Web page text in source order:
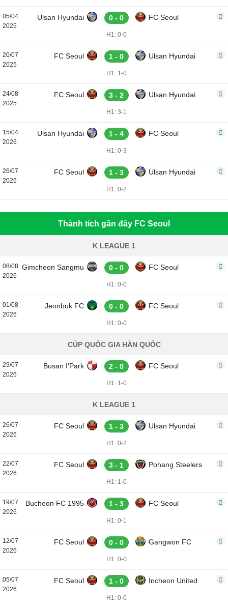
05/04
2025
Ulsan Hyundai 0 - 0 FC Seoul
H1: 0-0
20/07
2025
FC Seoul 1 - 0 Ulsan Hyundai
H1: 1-0
24/08
2025
FC Seoul 3 - 2 Ulsan Hyundai
H1: 3-1
15/04
2026
Ulsan Hyundai 1 - 4 FC Seoul
H1: 0-3
26/07
2026
FC Seoul 1 - 3 Ulsan Hyundai
H1: 0-2
Thành tích gần đây FC Seoul
K LEAGUE 1
08/08
2026
Gimcheon Sangmu 0 - 0 FC Seoul
H1: 0-0
01/08
2026
Jeonbuk FC 0 - 0 FC Seoul
H1: 0-0
CÚP QUỐC GIA HÀN QUỐC
29/07
2026
Busan I'Park 2 - 0 FC Seoul
H1: 1-0
K LEAGUE 1
26/07
2026
FC Seoul 1 - 3 Ulsan Hyundai
H1: 0-2
22/07
2026
FC Seoul 3 - 1 Pohang Steelers
H1: 1-0
19/07
2026
Bucheon FC 1995 1 - 3 FC Seoul
H1: 0-1
12/07
2026
FC Seoul 0 - 0 Gangwon FC
H1: 0-0
05/07
2026
FC Seoul 1 - 0 Incheon United
H1: 0-0